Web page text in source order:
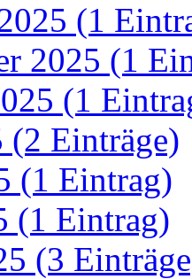
(1
2025 (1
(1
(2 Einträge)
(1 Eintrag)
(1 Eintrag)
(3